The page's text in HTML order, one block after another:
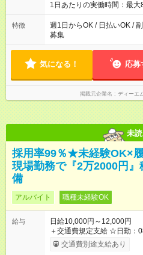
1日あたりの実働時間：最
時間・休憩1時間 ⇒実は…16時くらいには終わっちゃうことがほ
とんどです！ ★早く勤務が
特徴
週1日からOK / 日払いOK /
募集
気になる！ 応募
掲載元企業名 ディーエ
未読
採用率99％★未経験OK×
現場勤務で『2万2000円
備
アルバイト 職種未経験OK
給与
日給10,000円～12,000円
＋交通費規定支給 ☆日勤：08:00～17:00／日給1万円 ★夜勤：
20:00～05:00／日給1万2000円 -:+:-:+:-:+:-:+:-:+:- 日勤＋夜
日『2万2000円』も稼げる！ -:+:-:+:-
交通費別途支給あり